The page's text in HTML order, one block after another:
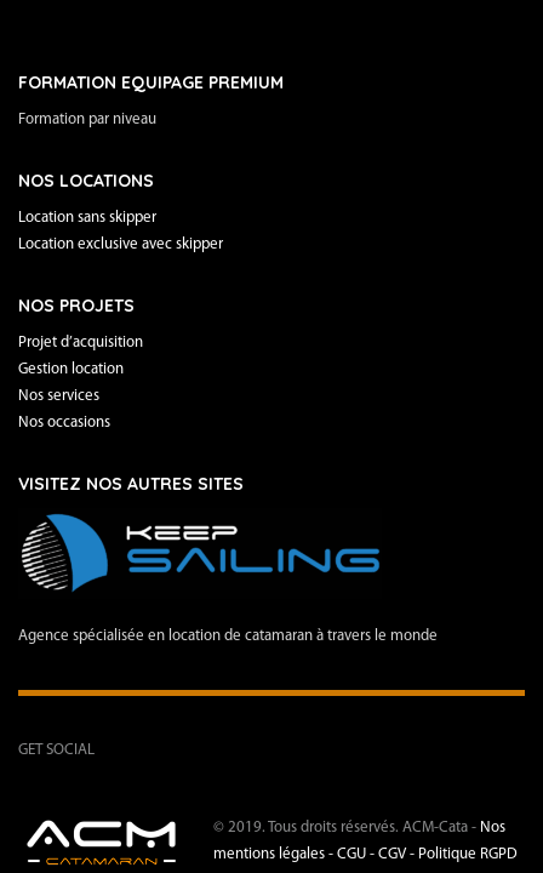
FORMATION EQUIPAGE PREMIUM
Formation par niveau
NOS LOCATIONS
Location sans skipper
Location exclusive avec skipper
NOS PROJETS
Projet d’acquisition
Gestion location
Nos services
Nos occasions
VISITEZ NOS AUTRES SITES
Agence spécialisée en location de catamaran à travers le monde
GET SOCIAL
© 2019. Tous droits réservés. ACM-Cata - Nos
mentions légales - CGU - CGV - Politique RGPD